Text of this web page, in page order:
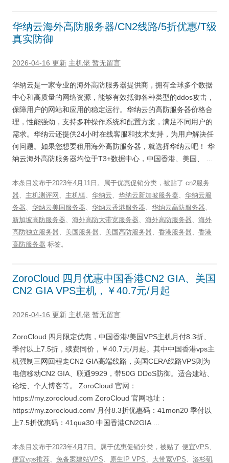
华纳云海外高防服务器/CN2线路/5折优惠/T级
真实防御
2026-04-16 更新 主机佬 暂无留言
华纳云是一家专业的海外高防服务器提供商，拥有全球多个数据
中心和高质量的网络资源，能够有效抵御各种类型的ddos攻击，
保障用户的网站和应用的稳定运行。华纳云的高防服务器价格合
理，性能强劲，支持多种操作系统和配置方案，满足不同用户的
需求。华纳云还提供24小时在线客服和技术支持，为用户解决任
何问题。如果您想要租用海外高防服务器，就选择华纳云吧！ 华
纳云海外高防服务器均位于T3+数据中心，中国香港、美国、 …
本条目发布于2023年4月11日 。属于优惠促销分类，被贴了 cn2服务
器、 主机测评网 、 主机镇、 华纳云、 华纳云新加坡服务器、 华纳云服
务器、 华纳云美国服务器、 华纳云香港服务器、 华纳云高防服务器、
新加坡高防服务器、 海外高防大带宽服务器、 海外高防服务器、 海外
高防独立服务器、 美国服务器、 美国高防服务器、 香港服务器、 香港
高防服务器 标签。
ZoroCloud 四月优惠中国香港CN2 GIA、美国
CN2 GIA VPS主机，￥40.7元/月起
2026-04-16 更新 主机佬 暂无留言
ZoroCloud 四月限定优惠，中国香港/美国VPS主机月付8.3折、
季付以上7.5折，续费同价，￥40.7元/月起。其中中国香港vps主
机强制三网回程走CN2 GIA高端线路，美国CERA线路VPS则为
电信移动CN2 GIA、联通9929，带50G DDoS防御。适合建站、
论坛、个人博客等。 ZoroCloud 官网：
https://my.zorocloud.com ZoroCloud 官网地址：
https://my.zorocloud.com/ 月付8.3折优惠码：41mon20 季付以
上7.5折优惠码：41qua30 中国香港CN2GIA …
本条目发布于2023年4月7日 。属于优惠促销分类，被贴了 便宜VPS、
便宜vps推荐、 免备案建站VPS、 原生IP VPS、 大带宽VPS、 洛杉矶